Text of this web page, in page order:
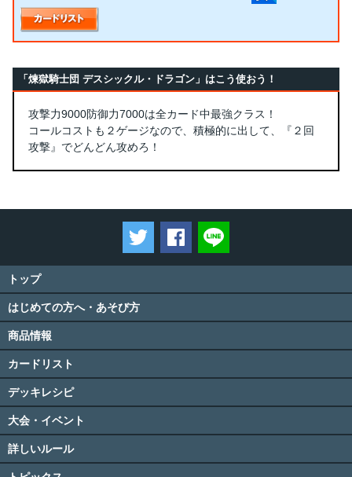
「煉獄騎士団 デスシックル・ドラゴン」はこう使おう！
攻撃力9000防御力7000は全カード中最強クラス！
コールコストも２ゲージなので、積極的に出して、『２回
攻撃』でどんどん攻めろ！
ツイートするFacebookでシェアする
トップ
はじめての方へ・あそび方
商品情報
カードリスト
デッキレシピ
大会・イベント
詳しいルール